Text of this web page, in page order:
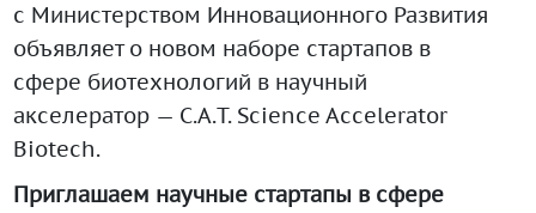
с Министерством Инновационного Развития
объявляет о новом наборе стартапов в
сфере биотехнологий в научный
акселератор — C.A.T. Science Accelerator
Biotech.
Приглашаем научные стартапы в сфере